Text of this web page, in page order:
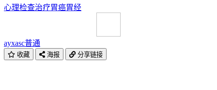
心理检查治疗胃癌胃经
ayxasc普通
收藏 海报 分享链接